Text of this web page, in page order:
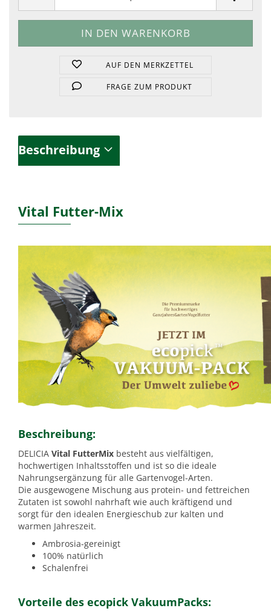
AUF DEN MERKZETTEL
FRAGE ZUM PRODUKT
Beschreibung
Vital Futter-Mix
Beschreibung:
DELICIA Vital FutterMix besteht aus vielfältigen,
hochwertigen Inhaltsstoffen und ist so die ideale
Nahrungsergänzung für alle Gartenvogel-Arten.
Die ausgewogene Mischung aus protein- und fettreichen
Zutaten ist sowohl nahrhaft wie auch kräftigend und
sorgt für den idealen Energieschub zur kalten und
warmen Jahreszeit.
Ambrosia-gereinigt
100% natürlich
Schalenfrei
Vorteile des ecopick VakuumPacks: